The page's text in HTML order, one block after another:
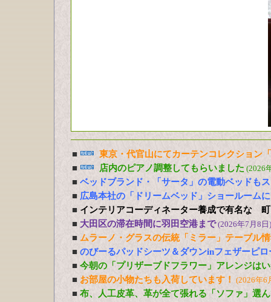
■
東京・代官山にてカーテンコレクション
■
店内のピアノ調整してもらいました (2026
■ ベッドブランド・「サータ」の電動ベッドも
■ 広島本社の「ドリームベッド」ショールーム
■ インテリアコーディネーター養成で有名な
■ 大田区の滞在時間に羽田空港まで(2026年7月8日)
■ ムラーノ・グラスの伝統「ミラー」テーブル
■ のびーるパッドシーツ＆ダウンinフェザーピ
■ 今朝の「プリザーブドフラワー」アレンジは
■ お部屋の小物たちも入荷しています！ (2026年6
■ 布、人工皮革、革が全て張れる「ソファ」選